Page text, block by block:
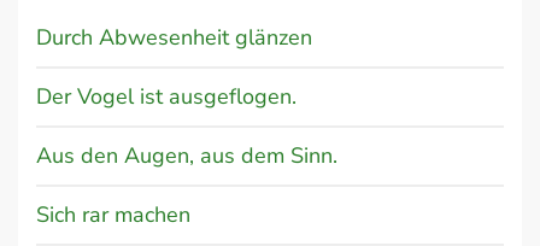
Durch Abwesenheit glänzen
Der Vogel ist ausgeflogen.
Aus den Augen, aus dem Sinn.
Sich rar machen